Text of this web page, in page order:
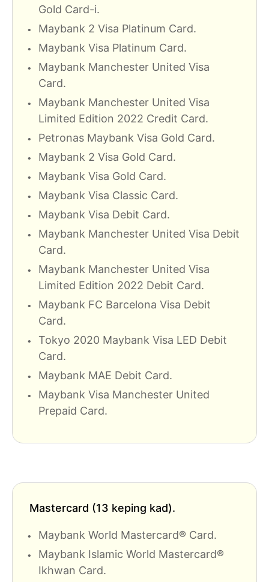
Gold Card-i.
Maybank 2 Visa Platinum Card.
Maybank Visa Platinum Card.
Maybank Manchester United Visa
Card.
Maybank Manchester United Visa
Limited Edition 2022 Credit Card.
Petronas Maybank Visa Gold Card.
Maybank 2 Visa Gold Card.
Maybank Visa Gold Card.
Maybank Visa Classic Card.
Maybank Visa Debit Card.
Maybank Manchester United Visa Debit
Card.
Maybank Manchester United Visa
Limited Edition 2022 Debit Card.
Maybank FC Barcelona Visa Debit
Card.
Tokyo 2020 Maybank Visa LED Debit
Card.
Maybank MAE Debit Card.
Maybank Visa Manchester United
Prepaid Card.
Mastercard (13 keping kad).
Maybank World Mastercard® Card.
Maybank Islamic World Mastercard®
Ikhwan Card.